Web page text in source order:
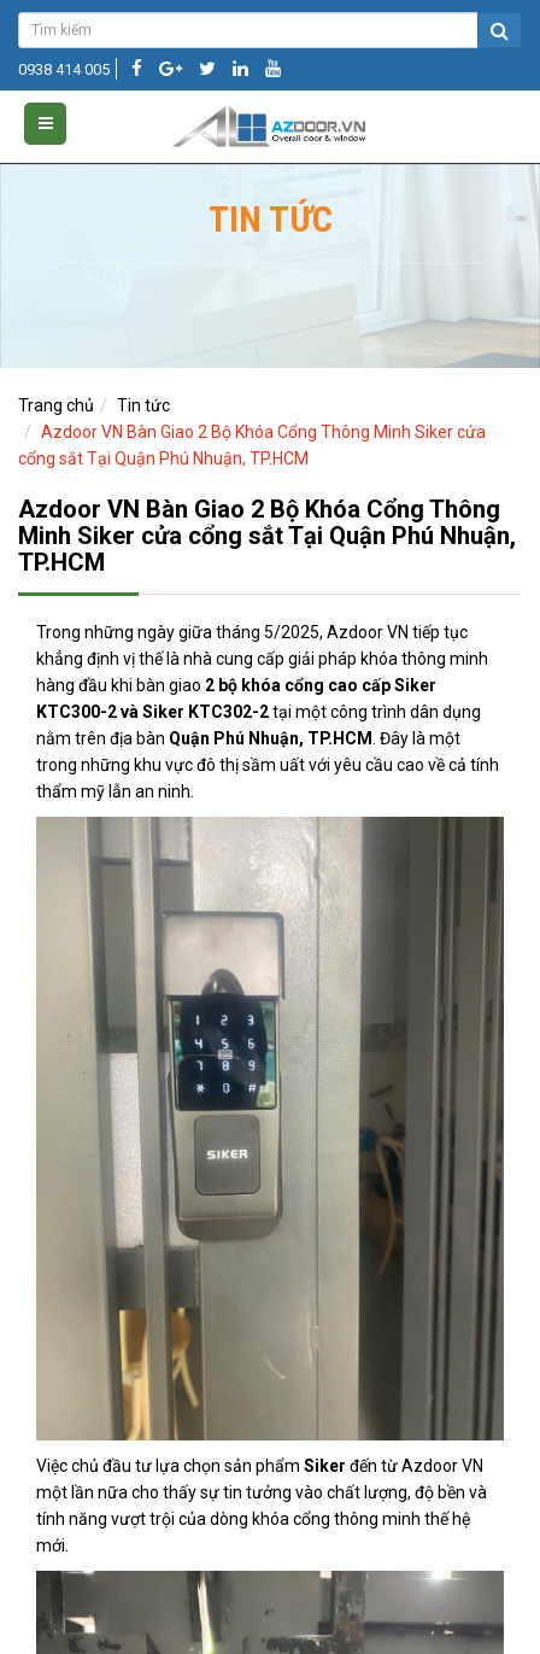
0938 414 005
TIN TỨC
Trang chủ
Tin tức
Azdoor VN Bàn Giao 2 Bộ Khóa Cổng Thông Minh Siker cửa
cổng sắt Tại Quận Phú Nhuận, TP.HCM
Azdoor VN Bàn Giao 2 Bộ Khóa Cổng Thông
Minh Siker cửa cổng sắt Tại Quận Phú Nhuận,
TP.HCM
Trong những ngày giữa tháng 5/2025, Azdoor VN tiếp tục
khẳng định vị thế là nhà cung cấp giải pháp khóa thông minh
hàng đầu khi bàn giao 2 bộ khóa cổng cao cấp Siker
KTC300-2 và Siker KTC302-2tại một công trình dân dụng
nằm trên địa bàn Quận Phú Nhuận, TP.HCM . Đây là một
trong những khu vực đô thị sầm uất với yêu cầu cao về cả tính
thẩm mỹ lẫn an ninh.
Việc chủ đầu tư lựa chọn sản phẩm Siker đến từ Azdoor VN
một lần nữa cho thấy sự tin tưởng vào chất lượng, độ bền và
tính năng vượt trội của dòng khóa cổng thông minh thế hệ
mới.